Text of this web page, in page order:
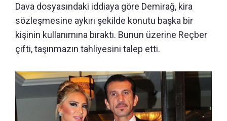
Dava dosyasındaki iddiaya göre Demirağ, kira
sözleşmesine aykırı şekilde konutu başka bir
kişinin kullanımına bıraktı. Bunun üzerine Reçber
çifti, taşınmazın tahliyesini talep etti.